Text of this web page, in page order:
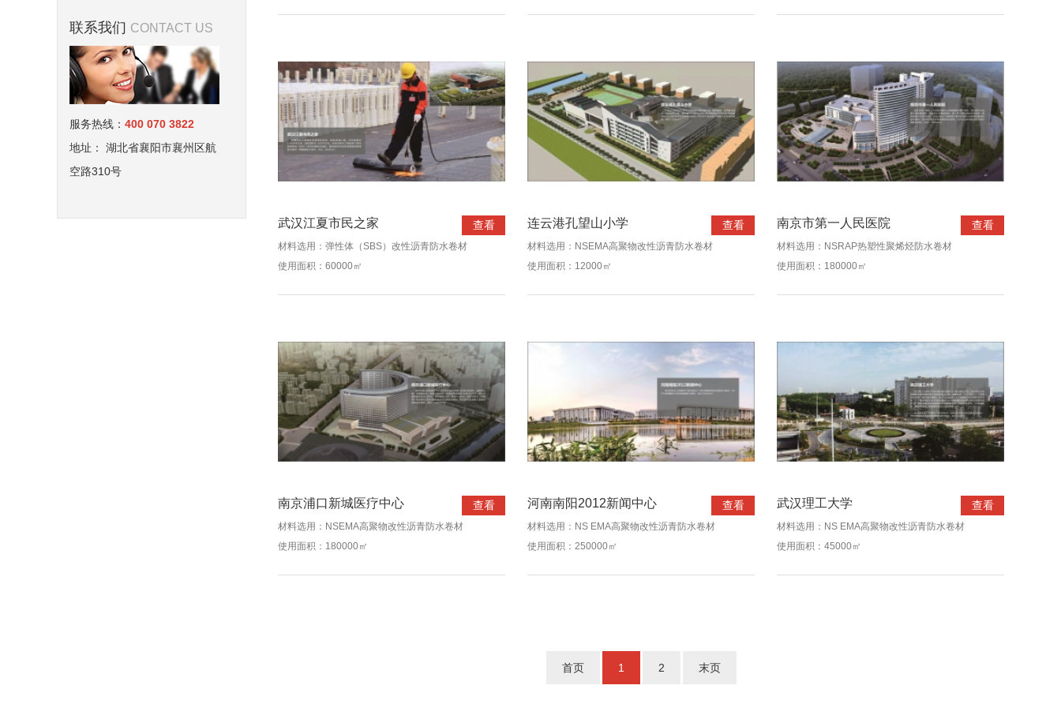
联系我们 CONTACT US
服务热线： 400 070 3822
地址： 湖北省襄阳市襄州区航
空路310号
武汉江夏市民之家 查看
材料选用：弹性体（SBS）改性沥青防水卷材
使用面积：60000㎡
连云港孔望山小学 查看
材料选用：NSEMA高聚物改性沥青防水卷材
使用面积：12000㎡
南京市第一人民医院 查看
材料选用：NSRAP热塑性聚烯烃防水卷材
使用面积：180000㎡
南京浦口新城医疗中心 查看
材料选用：NSEMA高聚物改性沥青防水卷材
使用面积：180000㎡
河南南阳2012新闻中心 查看
材料选用：NS EMA高聚物改性沥青防水卷材
使用面积：250000㎡
武汉理工大学 查看
材料选用：NS EMA高聚物改性沥青防水卷材
使用面积：45000㎡
首页 1 2 末页